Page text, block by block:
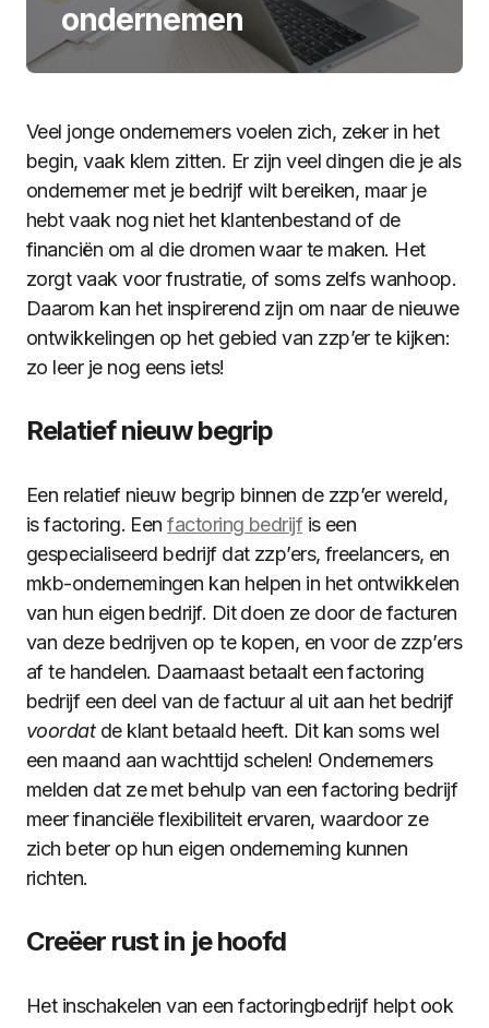
ondernemen
Veel jonge ondernemers voelen zich, zeker in het
begin, vaak klem zitten. Er zijn veel dingen die je als
ondernemer met je bedrijf wilt bereiken, maar je
hebt vaak nog niet het klantenbestand of de
financiën om al die dromen waar te maken. Het
zorgt vaak voor frustratie, of soms zelfs wanhoop.
Daarom kan het inspirerend zijn om naar de nieuwe
ontwikkelingen op het gebied van zzp’er te kijken:
zo leer je nog eens iets!
Relatief nieuw begrip
Een relatief nieuw begrip binnen de zzp’er wereld,
is factoring. Eenfactoring bedrijf is een
gespecialiseerd bedrijf dat zzp’ers, freelancers, en
mkb-ondernemingen kan helpen in het ontwikkelen
van hun eigen bedrijf. Dit doen ze door de facturen
van deze bedrijven op te kopen, en voor de zzp’ers
af te handelen. Daarnaast betaalt een factoring
bedrijf een deel van de factuur al uit aan het bedrijf
voordatde klant betaald heeft. Dit kan soms wel
een maand aan wachttijd schelen! Ondernemers
melden dat ze met behulp van een factoring bedrijf
meer financiële flexibiliteit ervaren, waardoor ze
zich beter op hun eigen onderneming kunnen
richten.
Creëer rust in je hoofd
Het inschakelen van een factoringbedrijf helpt ook